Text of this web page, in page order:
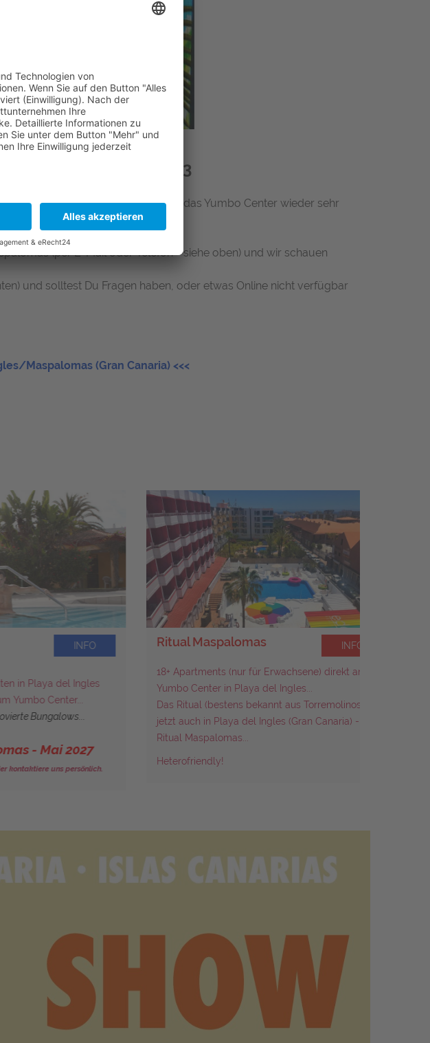
Winter Pride 2023
Gay Resorts und Hotels rund um das Yumbo Center wieder sehr
(per E-Mail oder Telefon - siehe oben) und wir schauen
und solltest Du Fragen haben, oder etwas Online nicht verfügbar
Maspalomas (Gran Canaria) <<<
del Ingles
Center...
Mai 2027
uns persönlich.
Ritual Maspalomas
18+ Apartments(nur für Erwachsene) direkt am
Yumbo Center in Playa del Ingles...
Das Ritual (bestens bekannt aus Torremolinos) ist
jetzt auch in Playa del Ingles (Gran Canaria) -
Ritual Maspalomas...
Heterofriendly!